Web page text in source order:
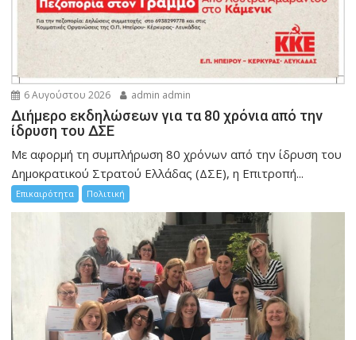
6 Αυγούστου 2026 admin admin
Διήμερο εκδηλώσεων για τα 80 χρόνια από την
ίδρυση του ΔΣΕ
Με αφορμή τη συμπλήρωση 80 χρόνων από την ίδρυση του
Δημοκρατικού Στρατού Ελλάδας (ΔΣΕ), η Επιτροπή...
Επικαιρότητα Πολιτική